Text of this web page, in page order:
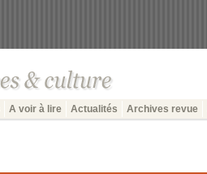
A voir à lire Actualités Archives revue